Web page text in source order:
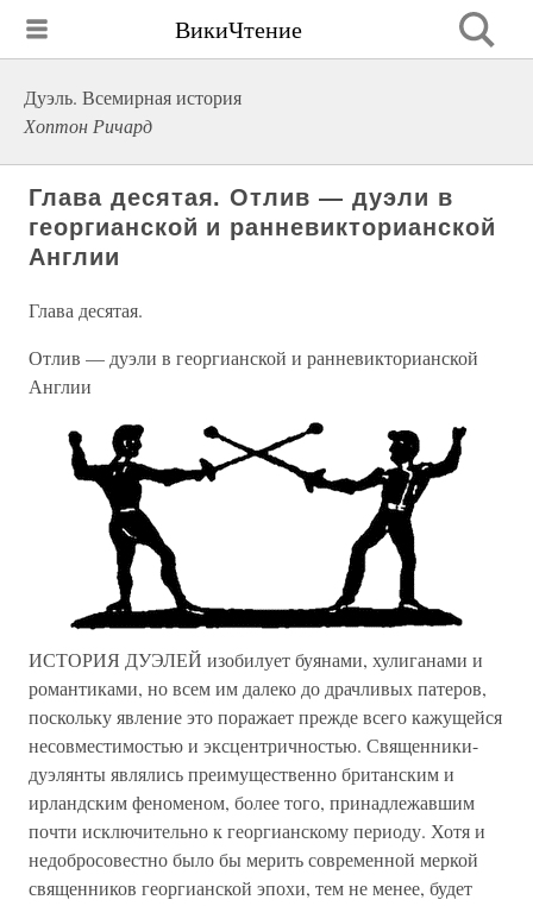
ВикиЧтение
Дуэль. Всемирная история
Хоптон Ричард
Глава десятая. Отлив — дуэли в
георгианской и ранневикторианской
Англии
Глава десятая.
Отлив — дуэли в георгианской и ранневикторианской
Англии
ИСТОРИЯ ДУЭЛЕЙ изобилует буянами, хулиганами и
романтиками, но всем им далеко до драчливых патеров,
поскольку явление это поражает прежде всего кажущейся
несовместимостью и эксцентричностью. Священники-
дуэлянты являлись преимущественно британским и
ирландским феноменом, более того, принадлежавшим
почти исключительно к георгианскому периоду. Хотя и
недобросовестно было бы мерить современной меркой
священников георгианской эпохи, тем не менее, будет